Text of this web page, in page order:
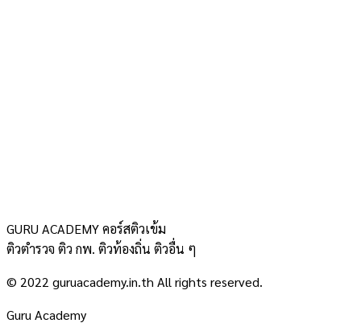
GURU ACADEMY คอร์สติวเข้ม
ติวตำรวจ ติว กพ. ติวท้องถิ่น ติวอื่น ๆ
© 2022 guruacademy.in.th All rights reserved.
Guru Academy